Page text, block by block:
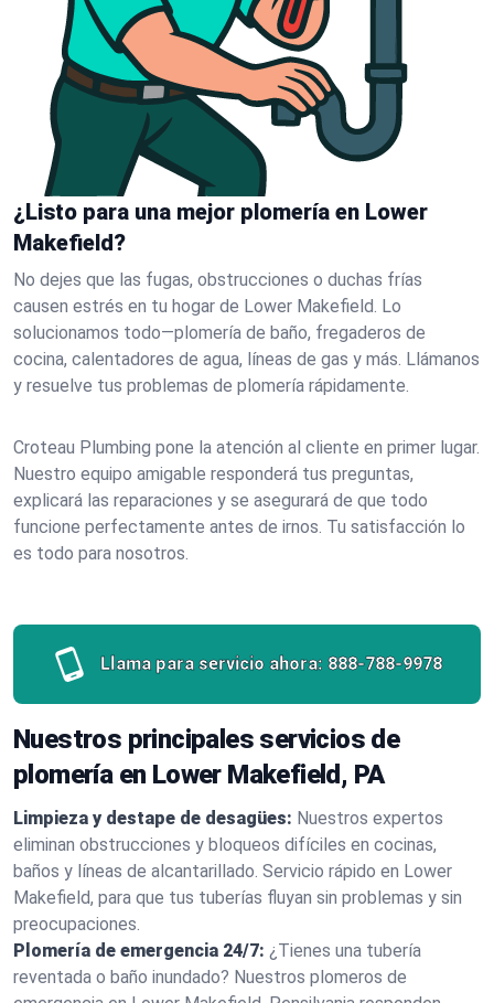
¿Listo para una mejor plomería en Lower
Makefield?
No dejes que las fugas, obstrucciones o duchas frías
causen estrés en tu hogar de Lower Makefield. Lo
solucionamos todo—plomería de baño, fregaderos de
cocina, calentadores de agua, líneas de gas y más. Llámanos
y resuelve tus problemas de plomería rápidamente.
Croteau Plumbing pone la atención al cliente en primer lugar.
Nuestro equipo amigable responderá tus preguntas,
explicará las reparaciones y se asegurará de que todo
funcione perfectamente antes de irnos. Tu satisfacción lo
es todo para nosotros.
Llama para servicio ahora: 888-788-9978
Nuestros principales servicios de
plomería en Lower Makefield, PA
Limpieza y destape de desagües: Nuestros expertos
eliminan obstrucciones y bloqueos difíciles en cocinas,
baños y líneas de alcantarillado. Servicio rápido en Lower
Makefield, para que tus tuberías fluyan sin problemas y sin
preocupaciones.
Plomería de emergencia 24/7: ¿Tienes una tubería
reventada o baño inundado? Nuestros plomeros de